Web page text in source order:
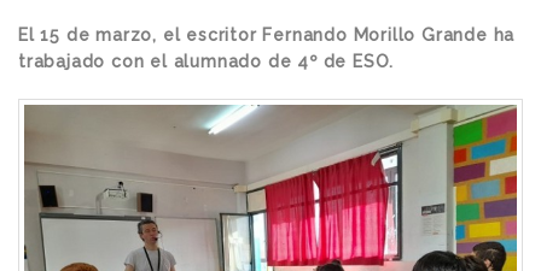
El 15 de marzo, el escritor Fernando Morillo Grande ha
trabajado con el alumnado de 4º de ESO.